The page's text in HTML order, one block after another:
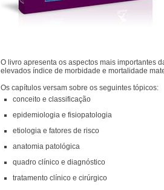
O livro apresenta os aspectos mais importantes
elevados índice de morbidade e mortalidade
Os capítulos versam sobre os seguintes tópicos:
conceito e classificação
epidemiologia e fisiopatologia
etiologia e fatores de risco
anatomia patológica
quadro clínico e diagnóstico
tratamento clínico e cirúrgico